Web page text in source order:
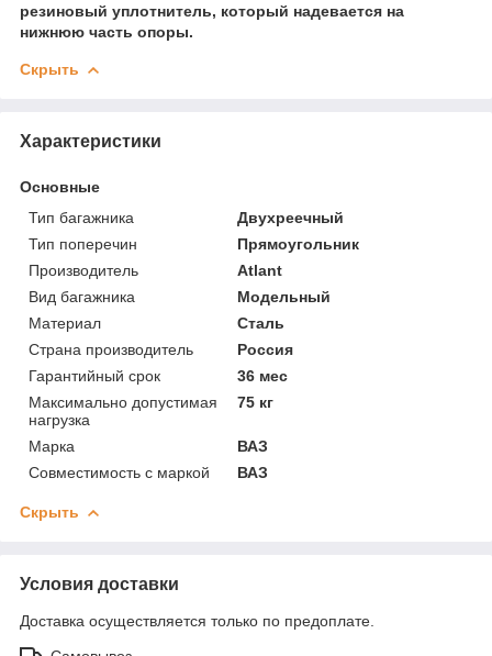
резиновый уплотнитель, который надевается на
нижнюю часть опоры.
Скрыть
Характеристики
Основные
Тип багажника
Двухреечный
Тип поперечин
Прямоугольник
Производитель
Atlant
Вид багажника
Модельный
Материал
Сталь
Страна производитель
Россия
Гарантийный срок
36 мес
Максимально допустимая
нагрузка
75 кг
Марка
ВАЗ
Совместимость с маркой
ВАЗ
Скрыть
Условия доставки
Доставка осуществляется только по предоплате.